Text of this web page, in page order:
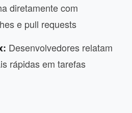
diretamente com
e pull requests
Desenvolvedores relatam
rápidas em tarefas